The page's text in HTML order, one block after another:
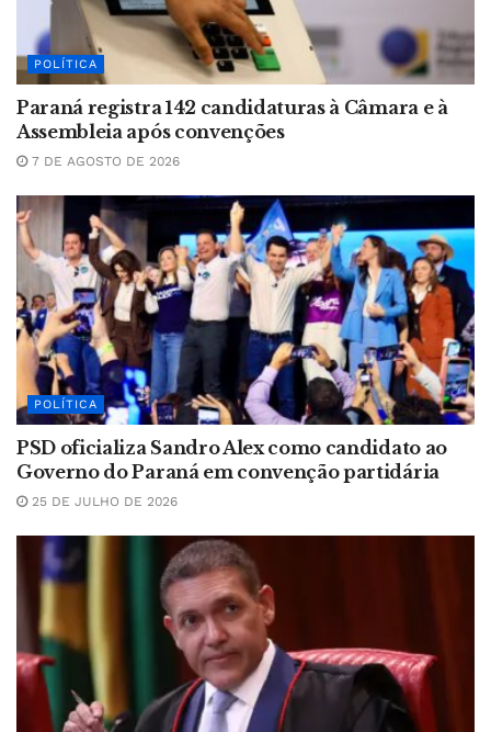
POLÍTICA
Paraná registra 142 candidaturas à Câmara e à
Assembleia após convenções
7 DE AGOSTO DE 2026
POLÍTICA
PSD oficializa Sandro Alex como candidato ao
Governo do Paraná em convenção partidária
25 DE JULHO DE 2026